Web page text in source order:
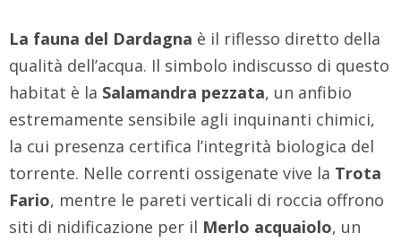
La fauna del Dardagna è il riflesso diretto della
qualità dell’acqua. Il simbolo indiscusso di questo
habitat è la Salamandra pezzata, un anfibio
estremamente sensibile agli inquinanti chimici,
la cui presenza certifica l’integrità biologica del
torrente. Nelle correnti ossigenate vive la Trota
Fario, mentre le pareti verticali di roccia offrono
siti di nidificazione per il Merlo acquaiolo, un